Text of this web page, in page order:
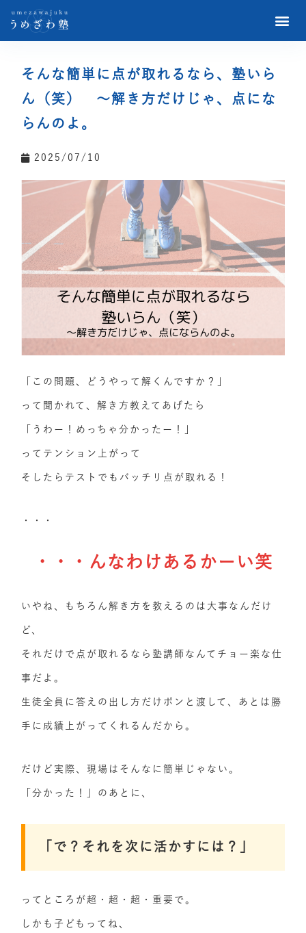
そんな簡単に点が取れるなら、塾いら
ん（笑） ～解き方だけじゃ、点にな
らんのよ。
2025/07/10
「この問題、どうやって解くんですか？」
って聞かれて、解き方教えてあげたら
「うわー！めっちゃ分かったー！」
ってテンション上がって
そしたらテストでもバッチリ点が取れる！
・・・
・・・んなわけあるかーい笑
いやね、もちろん解き方を教えるのは大事なんだけ
ど、
それだけで点が取れるなら塾講師なんてチョー楽な仕
事だよ。
生徒全員に答えの出し方だけポンと渡して、あとは勝
手に成績上がってくれるんだから。
だけど実際、現場はそんなに簡単じゃない。
「分かった！」のあとに、
「で？それを次に活かすには？」
ってところが超・超・超・重要で。
しかも子どもってね、